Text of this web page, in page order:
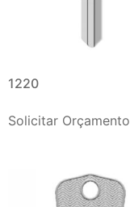
1220
Solicitar Orçamento